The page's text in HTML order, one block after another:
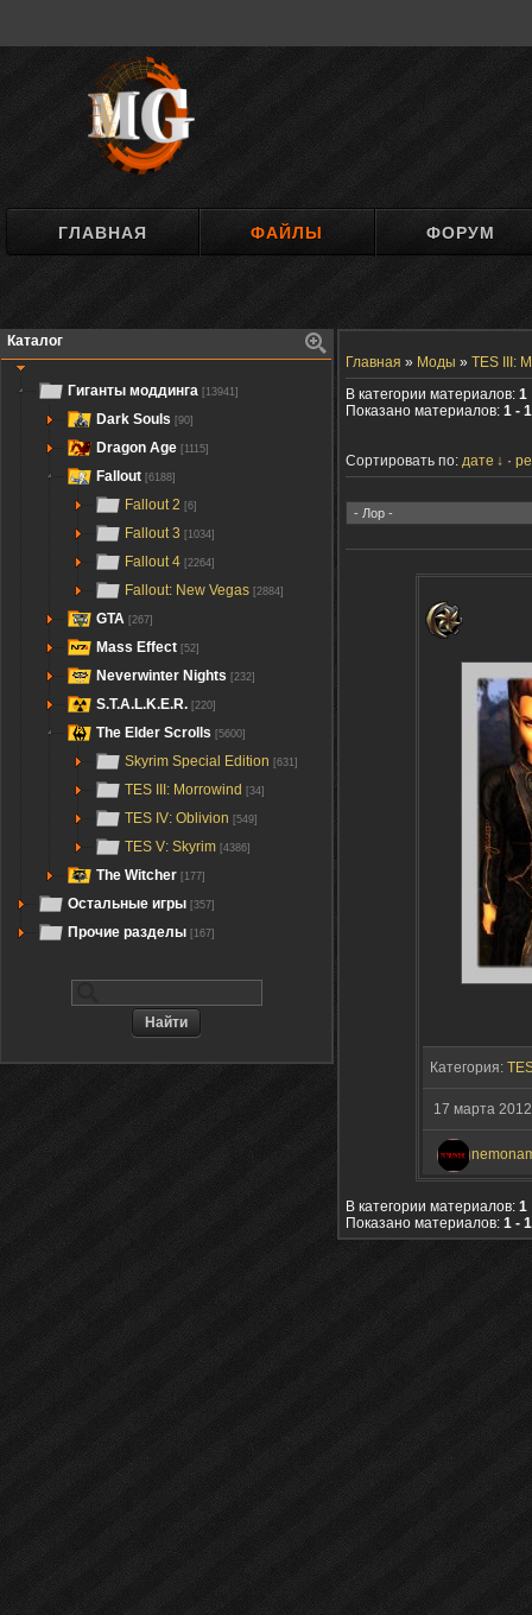
ГЛАВНАЯ ФАЙЛЫ ФОРУМ
Каталог
Гиганты моддинга [13941]
Dark Souls [90]
Dragon Age [1115]
Fallout [6188]
Fallout 2 [6]
Fallout 3 [1034]
Fallout 4 [2264]
Fallout: New Vegas [2884]
GTA [267]
Mass Effect [52]
Neverwinter Nights [232]
S.T.A.L.K.E.R. [220]
The Elder Scrolls [5600]
Skyrim Special Edition [631]
TES III: Morrowind [34]
TES IV: Oblivion [549]
TES V: Skyrim [4386]
The Witcher [177]
Остальные игры [357]
Прочие разделы [167]
Главная » Моды » TES III:
В категории материалов: 1
Показано материалов: 1 - 1
Сортировать по: дате
Категория:
17 марта 2012
В категории материалов: 1
Показано материалов: 1 - 1